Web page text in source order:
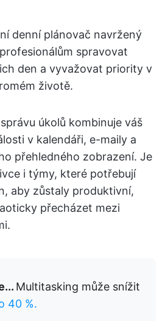
denní plánovač navržený
spravovat
den a vyvažovat priority v
životě.
úkolů kombinuje váš
v kalendáři, e-maily a
přehledného zobrazení. Je
i týmy, které potřebují
aby zůstaly produktivní,
přecházet mezi
Multitasking může snížit
40 %.